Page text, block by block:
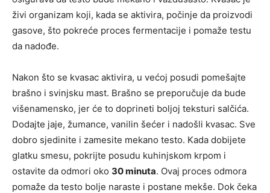
živi organizam koji, kada se aktivira, počinje da proizvodi
gasove, što pokreće proces fermentacije i pomaže testu
da nadođe.
Nakon što se kvasac aktivira, u većoj posudi pomešajte
brašno i svinjsku mast. Brašno se preporučuje da bude
višenamensko, jer će to doprineti boljoj teksturi salčića.
Dodajte jaje, žumance, vanilin šećer i nadošli kvasac. Sve
dobro sjedinite i zamesite mekano testo. Kada dobijete
glatku smesu, pokrijte posudu kuhinjskom krpom i
ostavite da odmori oko 30 minuta. Ovaj proces odmora
pomaže da testo bolje naraste i postane mekše. Dok čeka